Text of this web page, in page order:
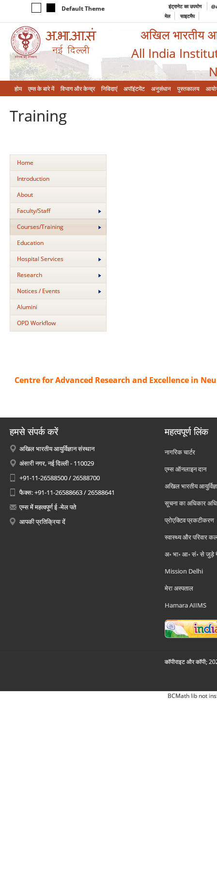
Default Theme इंट्रानेट का उपयोग
मेल
साइटमैप
अखिल भारतीय
All India
होम एम्‍स के बारे में विभाग और केन्‍द्र निविदाएं अपॉइंटमेंट अनुसंधान पुस्तकालय
Training
Home
Introduction
About
Faculty/Staff
Courses/Training
Education
Hospital Services
Research
Notices / Events
Alumini
OPD Workflow
Centre for Advanced Research and Excellence in
हमसे संपर्क करें
अखिल भारतीय आयुर्विज्ञान संस्थान
अंसारी नगर, नई दिल्ली - 110029
+91-11-26588500 / 26588700
फैक्स: +91-11-26588663 / 26588641
एम्स में महत्वपूर्ण ई -मेल पते
आपकी प्रतिक्रिया दें
महत्वपूर्ण लिंक
नागरिक चार्टर
एम्स ऑनलाइन दान
अखिल भारतीय
सूचना का अधिकार
प्रोएक्टिव प्रकटीकरण
स्वास्थ्य और परिवार
अ॰ भा॰ आ॰ सं॰ से जुड़े
Mission Delhi
मेरा अस्पताल
Hamara AIIMS
कॉपीराइट और कॉपी;
BCMath lib not